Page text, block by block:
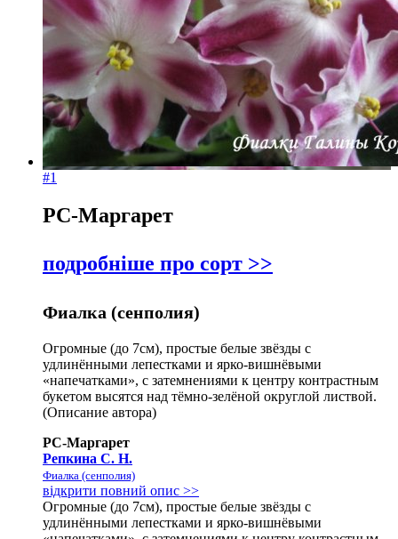
#1
РС-Маргарет
подробніше про сорт >>
Фиалка (сенполия)
Огромные (до 7см), простые белые звёзды с
удлинёнными лепестками и ярко-вишнёвыми
«напечатками», с затемнениями к центру контрастным
букетом высятся над тёмно-зелёной округлой листвой.
(Описание автора)
РС-Маргарет
Репкина С. Н.
Фиалка (сенполия)
відкрити повний опис >>
Огромные (до 7см), простые белые звёзды с
удлинёнными лепестками и ярко-вишнёвыми